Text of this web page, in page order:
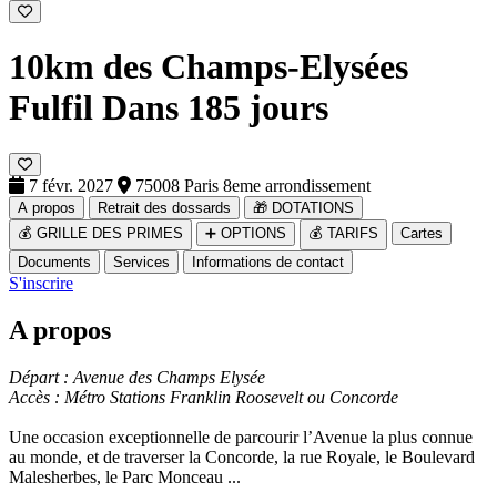
10km des Champs-Elysées
Fulfil Dans 185 jours
7 févr. 2027 75008 Paris 8eme arrondissement
A propos Retrait des dossards
🎁 DOTATIONS
💰 GRILLE DES PRIMES
➕ OPTIONS 💰 TARIFS
Cartes
Documents
Services Informations de contact
S'inscrire
A propos
Départ : Avenue des Champs Elysée
Accès : Métro Stations Franklin Roosevelt ou Concorde
Une occasion exceptionnelle de parcourir l’Avenue la plus connue
au monde, et de traverser la Concorde, la rue Royale, le Boulevard
Malesherbes, le Parc Monceau ...